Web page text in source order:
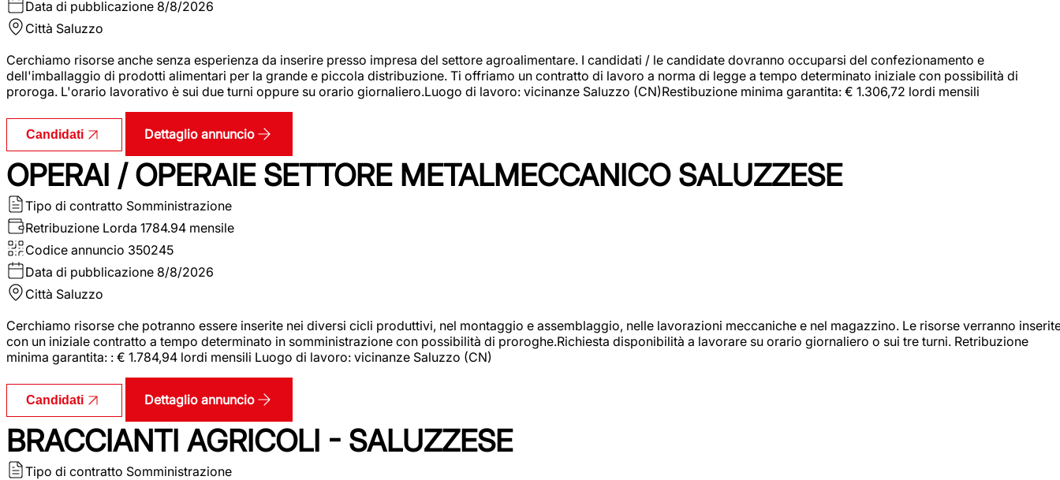
Data di pubblicazione 8/8/2026
Città Saluzzo
Cerchiamo risorse anche senza esperienza da inserire presso impresa del settore agroalimentare. I candidati / le candidate dovranno occuparsi del confezionamento e
dell'imballaggio di prodotti alimentari per la grande e piccola distribuzione. Ti offriamo un contratto di lavoro a norma di legge a tempo determinato iniziale con possibilità di
proroga. L'orario lavorativo è sui due turni oppure su orario giornaliero.Luogo di lavoro: vicinanze Saluzzo (CN)Restibuzione minima garantita: € 1.306,72 lordi mensili
Candidati Dettaglio annuncio
OPERAI / OPERAIE SETTORE METALMECCANICO SALUZZESE
Tipo di contratto Somministrazione
Retribuzione Lorda 1784.94 mensile
Codice annuncio 350245
Data di pubblicazione 8/8/2026
Città Saluzzo
Cerchiamo risorse che potranno essere inserite nei diversi cicli produttivi, nel montaggio e assemblaggio, nelle lavorazioni meccaniche e nel magazzino. Le risorse verranno
con un iniziale contratto a tempo determinato in somministrazione con possibilità di proroghe.Richiesta disponibilità a lavorare su orario giornaliero o sui tre turni. Retribuzione
minima garantita: : € 1.784,94 lordi mensili Luogo di lavoro: vicinanze Saluzzo (CN)
Candidati Dettaglio annuncio
BRACCIANTI AGRICOLI - SALUZZESE
Tipo di contratto Somministrazione